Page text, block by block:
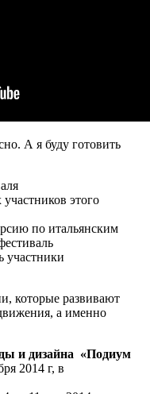
А я буду готовить
этого
по итальянским
участники
которые развивают
а именно
и дизайна «Подиум
2014 г, в